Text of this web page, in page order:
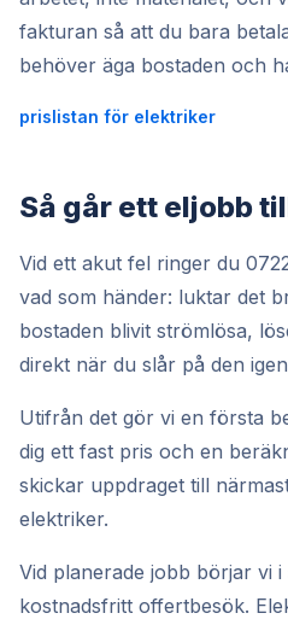
fakturan så att du bara
behöver äga bostaden och
prislistan för elektriker
Så går ett eljobb
Vid ett akut fel ringer du
vad som händer: luktar det
bostaden blivit strömlösa,
direkt när du slår på den
Utifrån det gör vi en första
dig ett fast pris och en
skickar uppdraget till
elektriker.
Vid planerade jobb börjar vi i
kostnadsfritt offertbesök.